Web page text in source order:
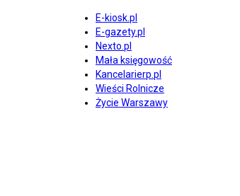
E-kiosk.pl
E-gazety.pl
Nexto.pl
Mała księgowość
Kancelarierp.pl
Wieści Rolnicze
Życie Warszawy